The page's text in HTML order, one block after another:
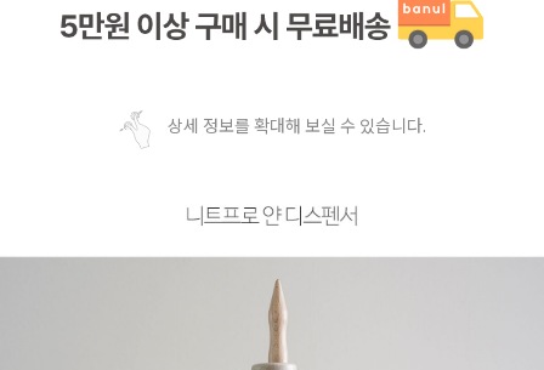
상세 정보를 확대해 보실 수 있습니다.